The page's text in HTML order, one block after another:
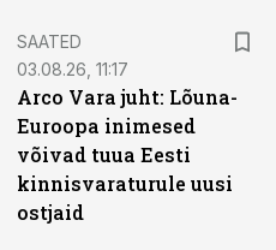
SAATED
03.08.26, 11:17
Arco Vara juht: Lõuna-
Euroopa inimesed
võivad tuua Eesti
kinnisvaraturule uusi
ostjaid